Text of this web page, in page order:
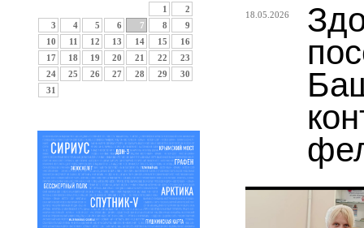
1
2
3
4 5 6 7 8
9
10
11 12 13 14 15
16
17
18 19 20 21 22
23
24
25 26 27 28 29
30
31
18.05.2026